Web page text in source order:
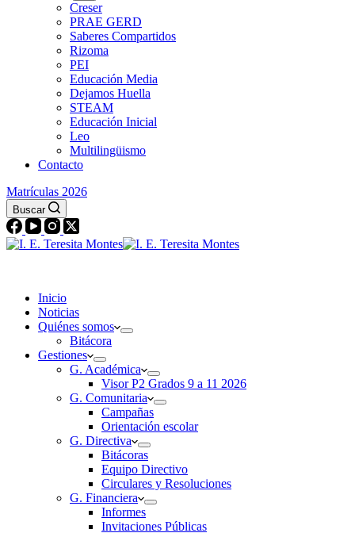
Creser
PRAE GERD
Saberes Compartidos
Rizoma
PEI
Educación Media
Dejamos Huella
STEAM
Educación Inicial
Leo
Multilingüismo
Contacto
Matrículas 2026
Buscar
Inicio
Noticias
Quiénes somos
Bitácora
Gestiones
G. Académica
Visor P2 Grados 9 a 11 2026
G. Comunitaria
Campañas
Orientación escolar
G. Directiva
Bitácoras
Equipo Directivo
Circulares y Resoluciones
G. Financiera
Informes
Invitaciones Públicas